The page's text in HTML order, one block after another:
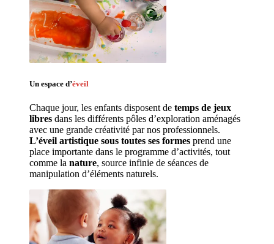
Un espace d’éveil
Chaque jour, les enfants disposent de temps de jeux
libres dans les différents pôles d’exploration aménagés
L’éveil artistique sous toutes ses formes prend une
place importante dans le programme d’activités, tout
comme la nature, source infinie de séances de
manipulation d’éléments naturels.